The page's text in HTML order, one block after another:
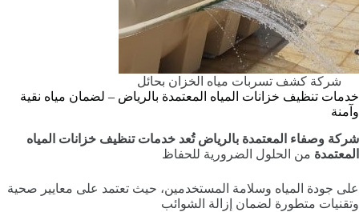
شركة كشف تسربات مياه الخزان بحائل
خدمات تنظيف خزانات المياه المعتمدة بالرياض – لضمان مياه نقية
وآمنة
شركة وصفاء المعتمدة بالرياض تُعد خدمات تنظيف خزانات المياه
المعتمدة من الحلول الضرورية للحفاظ
على جودة المياه وسلامة المستخدمين، حيث تعتمد على معايير صحية
وتقنيات متطورة لضمان إزالة الشوائب